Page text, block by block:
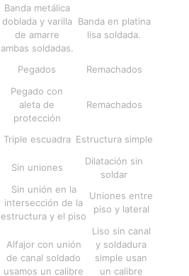
Banda metálica
doblada y varilla
de amarre
ambas soldadas.
Banda en platina
lisa soldada.
Pegados Remachados
Pegado con
aleta de
protección
Remachados
Triple escuadra Estructura simple
Sin uniones
Dilatación sin
soldar
Sin unión en la
intersección de la
estructura y el piso
Uniones entre
piso y lateral
Alfajor con unión
de canal soldado
usamos un calibre
Liso sin canal
y soldadura
simple usan
un calibre